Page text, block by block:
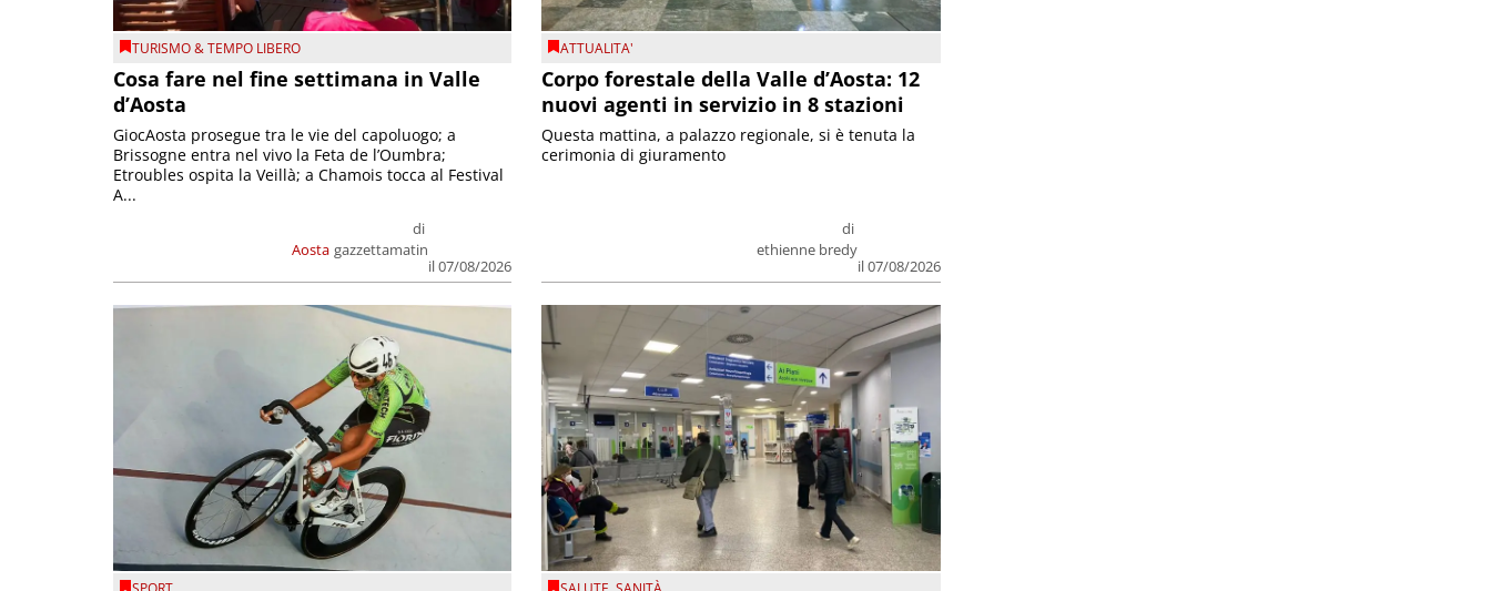
TURISMO & TEMPO LIBERO
Cosa fare nel fine settimana in Valle
d’Aosta
Aosta
di
gazzettamatin
il 07/08/2026
GiocAosta prosegue tra le vie del capoluogo; a
Brissogne entra nel vivo la Feta de l’Oumbra;
Etroubles ospita la Veillà; a Chamois tocca al Festival
A...
ATTUALITA'
Corpo forestale della Valle d’Aosta: 12
nuovi agenti in servizio in 8 stazioni
di
ethienne bredy
il 07/08/2026
Questa mattina, a palazzo regionale, si è tenuta la
cerimonia di giuramento